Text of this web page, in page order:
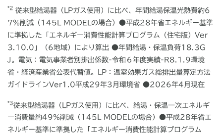
*2 従来型給湯器（LPガス使用）に比べ、年間給湯保温光熱費約6
7％削減（145L MODELの場合）●平成28年省エネルギー基準
に準拠した「エネルギー消費性能計算プログラム（住宅版）Ver
3.10.0」（6地域）により算出 ●年間給湯・保温負荷18.3G
J。電気：電気事業者別排出係数-令和６年度実績-R8.1.9環境
省・経済産業省公表代替値。LP：温室効果ガス総排出量算定方法
ガイドラインVer1.0平成29年3月環境省 ●2026年4月現在
*3従来型給湯器（LPガス使用）に比べ、給湯・保温一次エネルギ
ー消費量約49％削減（145L MODELの場合）●平成28年省エ
ネルギー基準に準拠した「エネルギー消費性能計算プログラム